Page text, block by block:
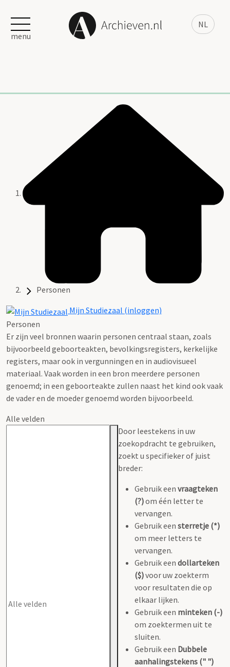
NL
menu
Personen
Mijn Studiezaal (inloggen)
Personen
Er zijn veel bronnen waarin personen centraal staan, zoals
bijvoorbeeld geboorteakten, bevolkingsregisters, kerkelijke
registers, maar ook in vergunningen en in audiovisueel
materiaal. Vaak worden in een bron meerdere personen
genoemd; in een geboorteakte zullen naast het kind ook vaak
de vader en de moeder genoemd worden bijvoorbeeld.
Alle velden
Door leestekens in uw
zoekopdracht te gebruiken,
zoekt u specifieker of juist
breder:
Gebruik een vraagteken
(?)om één letter te
vervangen.
Gebruik een sterretje (*)
om meer letters te
vervangen.
Gebruik een dollarteken
($)voor uw zoekterm
voor resultaten die op
elkaar lijken.
Gebruik een minteken (-)
om zoektermen uit te
sluiten.
Gebruik een Dubbele
aanhalingstekens (" ")